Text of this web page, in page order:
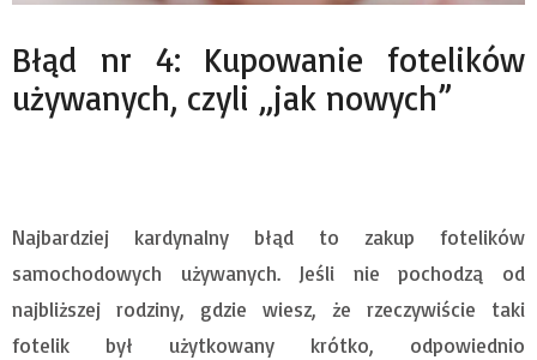
Błąd nr 4: Kupowanie fotelików
używanych, czyli „jak nowych”
Najbardziej kardynalny błąd to zakup fotelików
samochodowych używanych. Jeśli nie pochodzą od
najbliższej rodziny, gdzie wiesz, że rzeczywiście taki
fotelik był użytkowany krótko, odpowiednio